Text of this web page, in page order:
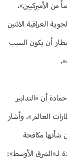
الأميركيين».
العراقية الاثنين
أن يكون السبب
أن «التدابير
العالم». وأشار
شأنها مكافحة
لـ«الشرق الأوسط»: